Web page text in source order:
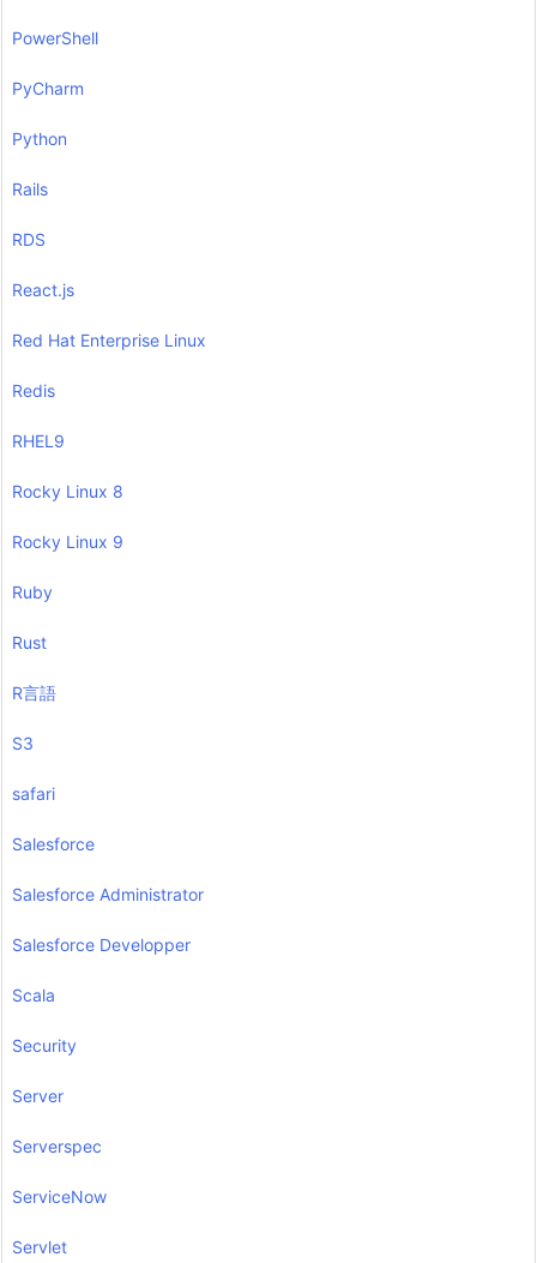
PowerShell
PyCharm
Python
Rails
RDS
React.js
Red Hat Enterprise Linux
Redis
RHEL9
Rocky Linux 8
Rocky Linux 9
Ruby
Rust
R言語
S3
safari
Salesforce
Salesforce Administrator
Salesforce Developper
Scala
Security
Server
Serverspec
ServiceNow
Servlet